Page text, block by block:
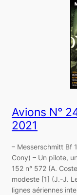
Avions N°
2021
– Messerschmitt Bf
Cony) – Un pilote,
152 n° 572 (A.
modeste [1] (J.-J.
lignes aériennes